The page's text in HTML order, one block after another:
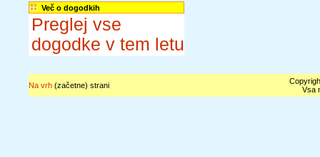
Več o dogodkih
Preglej vse
dogodke v tem letu
Na vrh(začetne) strani
Vsa